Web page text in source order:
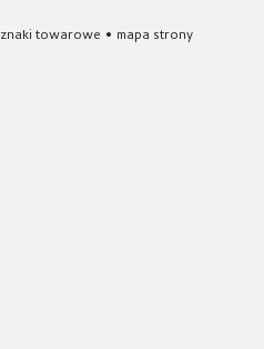
znaki towarowe • mapa strony